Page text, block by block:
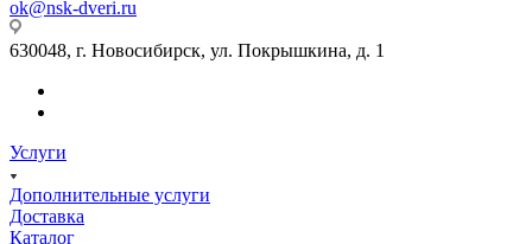
ok@nsk-dveri.ru
630048, г. Новосибирск, ул. Покрышкина, д. 1
Услуги
Дополнительные услуги
Доставка
Каталог